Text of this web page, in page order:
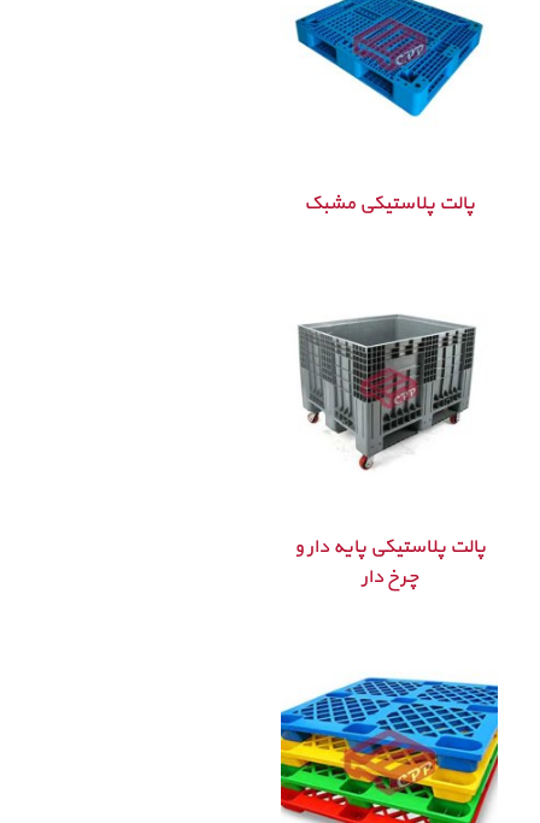
پالت پلاستیکی مشبک
پالت پلاستیکی پایه دار و
چرخ دار